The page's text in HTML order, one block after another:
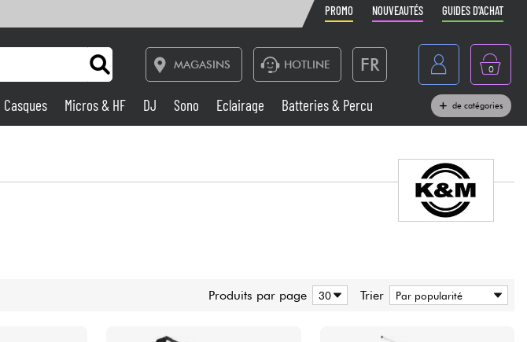
PROMO NOUVEAUTÉS GUIDES D'ACHAT
MAGASINS HOTLINE FR
Belgique
België
0
Casques
Casques Micros & HF DJ Sono Eclairage
Batteries & Percu
de catégories
Produits par page Trier